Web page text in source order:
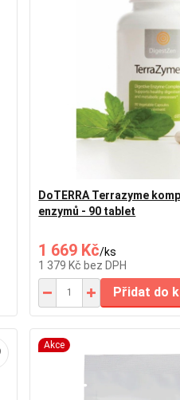
DoTERRA Terrazyme
enzymů - 90 tablet
1 669 Kč/ks
1 379 Kčbez DPH
Přidat do
Akce